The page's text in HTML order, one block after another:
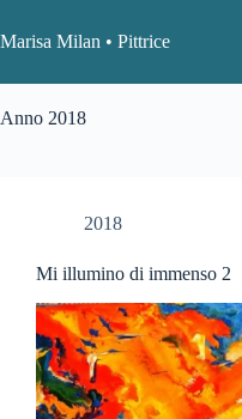
al
contenuto
Marisa Milan • Pittrice
Anno 2018
2018
Mi illumino di immenso 2